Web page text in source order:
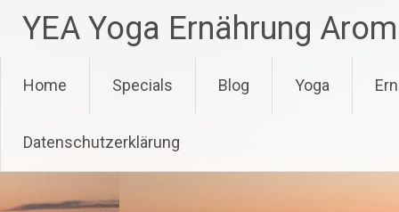
Inhalt
springen
YEA Yoga Ernährung
Home Specials Blog Yoga
Datenschutzerklärung